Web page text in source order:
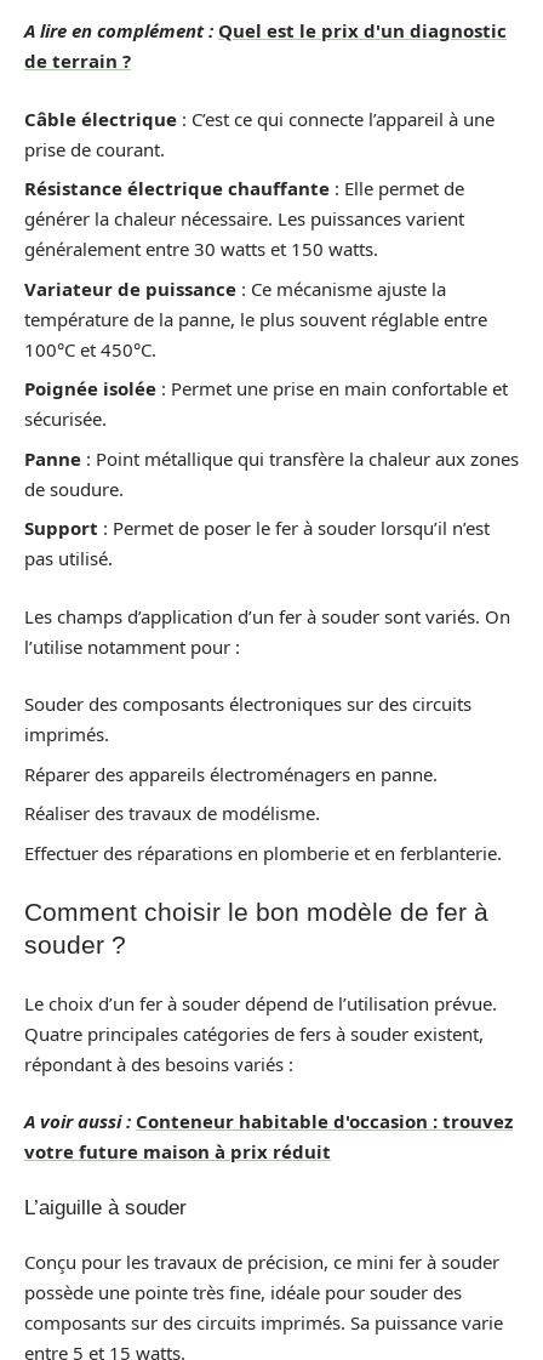
A lire en complément : Quel est le prix d'un diagnostic
de terrain ?
Câble électrique : C’est ce qui connecte l’appareil à une
prise de courant.
Résistance électrique chauffante : Elle permet de
générer la chaleur nécessaire. Les puissances varient
généralement entre 30 watts et 150 watts.
Variateur de puissance : Ce mécanisme ajuste la
température de la panne, le plus souvent réglable entre
100°C et 450°C.
Poignée isolée : Permet une prise en main confortable et
sécurisée.
Panne : Point métallique qui transfère la chaleur aux zones
de soudure.
Support : Permet de poser le fer à souder lorsqu’il n’est
pas utilisé.
Les champs d’application d’un fer à souder sont variés. On
l’utilise notamment pour :
Souder des composants électroniques sur des circuits
imprimés.
Réparer des appareils électroménagers en panne.
Réaliser des travaux de modélisme.
Effectuer des réparations en plomberie et en ferblanterie.
Comment choisir le bon modèle de fer à
souder ?
Le choix d’un fer à souder dépend de l’utilisation prévue.
Quatre principales catégories de fers à souder existent,
répondant à des besoins variés :
A voir aussi : Conteneur habitable d'occasion : trouvez
votre future maison à prix réduit
L’aiguille à souder
Conçu pour les travaux de précision, ce mini fer à souder
possède une pointe très fine, idéale pour souder des
composants sur des circuits imprimés. Sa puissance varie
entre 5 et 15 watts.